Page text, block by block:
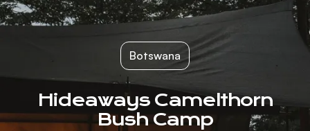
Botswana
Hideaways Camelthorn
Bush Camp